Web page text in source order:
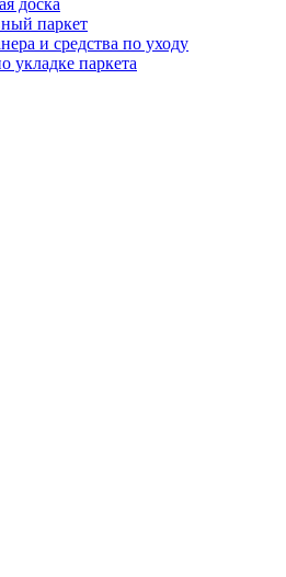
доска
паркет
и средства по уходу
укладке паркета